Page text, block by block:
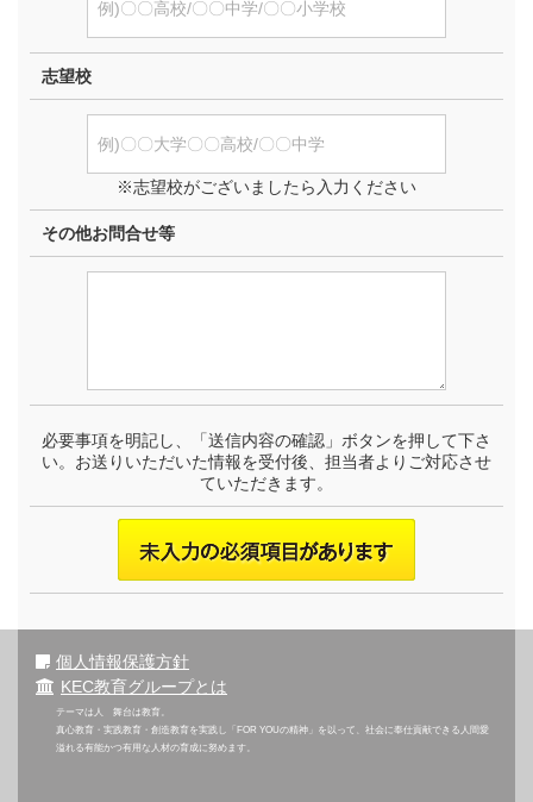
志望校
※志望校がございましたら入力ください
その他お問合せ等
必要事項を明記し、「送信内容の確認」ボタンを押して下さ
い。お送りいただいた情報を受付後、担当者よりご対応させ
ていただきます。
個人情報保護方針
KEC教育グループとは
テーマは人 舞台は教育。
真心教育・実践教育・創造教育を実践し「FOR YOUの精神」を以って、社会に奉仕貢献できる人間愛
溢れる有能かつ有用な人材の育成に努めます。